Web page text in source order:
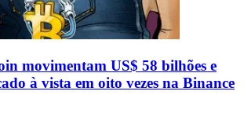
movimentam US$ 58 bilhões e
à vista em oito vezes na Binance